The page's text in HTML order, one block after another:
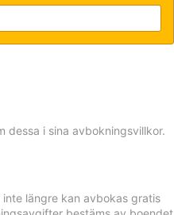
dessa i sina avbokningsvillkor.
längre kan avbokas gratis